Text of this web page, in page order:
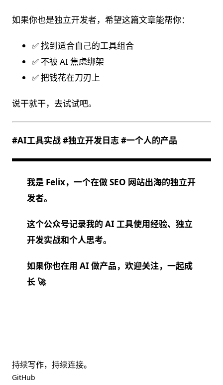
如果你也是独立开发者，希望这篇文章能帮你：
✅ 找到适合自己的工具组合
✅ 不被 AI 焦虑绑架
✅ 把钱花在刀刃上
说干就干，去试试吧。
#AI工具实战 #独立开发日志 #一个人的产品
我是 Felix，一个在做 SEO 网站出海的独立开
发者。
这个公众号记录我的 AI 工具使用经验、独立
开发实战和个人思考。
如果你也在用 AI 做产品，欢迎关注，一起成
长 🚀
持续写作，持续连接。
GitHub